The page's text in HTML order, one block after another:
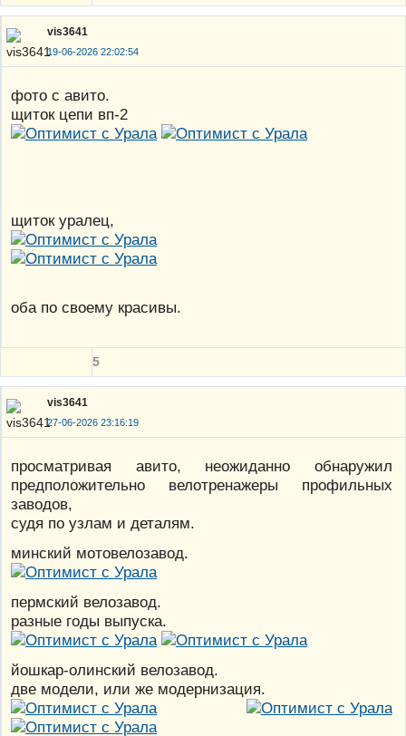
vis3641
19-06-2026 22:02:54
фото с авито.
щиток цепи вп-2
щиток уралец,
оба по своему красивы.
5
vis3641
27-06-2026 23:16:19
просматривая авито, неожиданно обнаружил
предположительно велотренажеры профильных
заводов,
судя по узлам и деталям.
минский мотовелозавод.
пермский велозавод.
разные годы выпуска.
йошкар-олинский велозавод.
две модели, или же модернизация.